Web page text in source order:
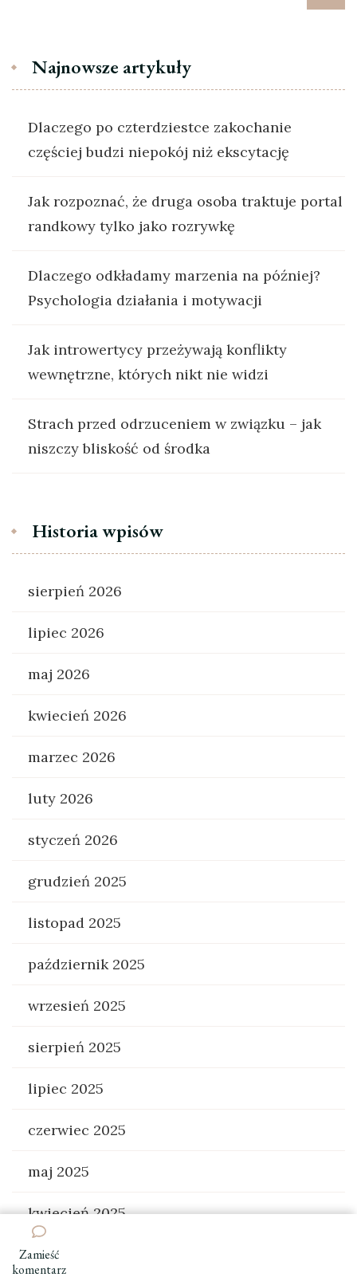
Zamieść
komentarzwe
Najnowsze artykuły
Dlaczego po czterdziestce zakochanie
częściej budzi niepokój niż ekscytację
Jak rozpoznać, że druga osoba traktuje portal
randkowy tylko jako rozrywkę
Dlaczego odkładamy marzenia na później?
Psychologia działania i motywacji
Jak introwertycy przeżywają konflikty
wewnętrzne, których nikt nie widzi
Strach przed odrzuceniem w związku – jak
niszczy bliskość od środka
Historia wpisów
sierpień 2026
lipiec 2026
maj 2026
kwiecień 2026
marzec 2026
luty 2026
styczeń 2026
grudzień 2025
listopad 2025
październik 2025
wrzesień 2025
sierpień 2025
lipiec 2025
czerwiec 2025
maj 2025
kwiecień 2025
marzec 2025